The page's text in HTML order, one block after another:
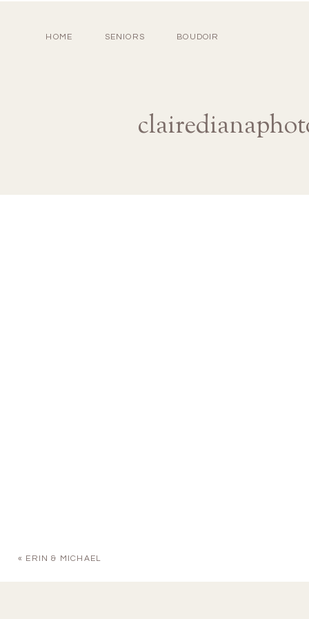
HOME SENIORS BOUDOIR
« ERIN & MICHAEL